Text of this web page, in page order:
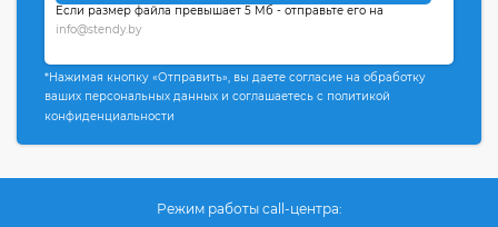
Если размер файла превышает 5 Мб - отправьте его на
info@stendy.by
*Нажимая кнопку «Отправить», вы даете согласие на обработку
ваших персональных данных и соглашаетесь с политикой
конфиденциальности
Режим работы call-центра: